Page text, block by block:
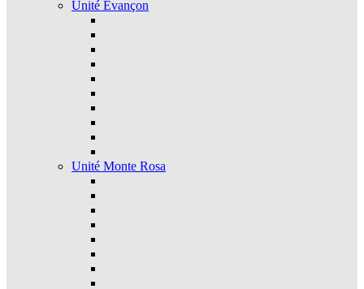
Unité Evançon
Unité Monte Rosa